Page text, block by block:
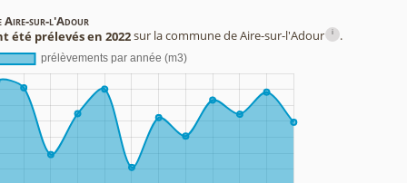
Aire-sur-l'Adour
été prélevés en 2022sur la commune de Aire-sur-l'Adour i .